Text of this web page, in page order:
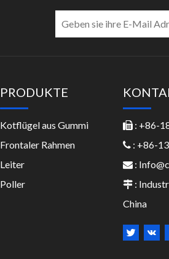
PRODUKTE
Kotflügel aus Gummi
Frontaler Rahmen
Leiter
Poller
 : +86-
 : +86-
 :
 :
China